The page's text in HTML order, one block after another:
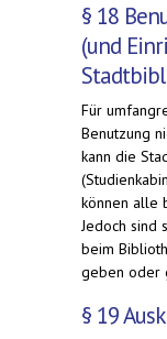
§ 18
(und
Für
Benutzung
kann die
können alle
Jedoch sind
beim
geben oder
§ 19